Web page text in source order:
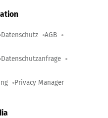
Datenschutz AGB
Datenschutzanfrage
Privacy Manager